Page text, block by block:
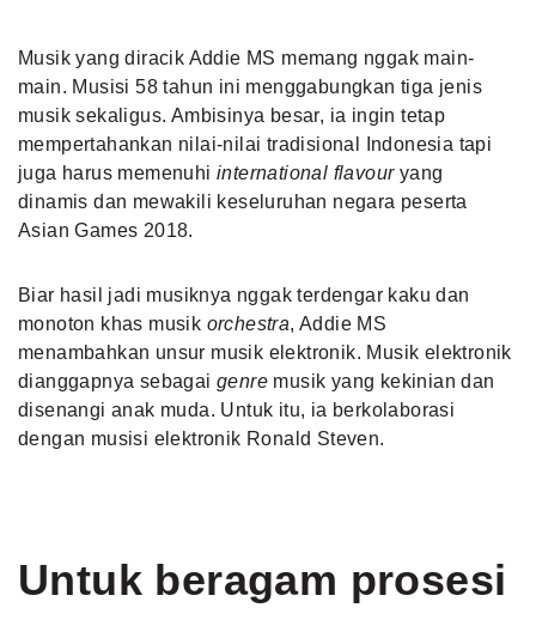
Musik yang diracik Addie MS memang nggak main-
main. Musisi 58 tahun ini menggabungkan tiga jenis
musik sekaligus. Ambisinya besar, ia ingin tetap
mempertahankan nilai-nilai tradisional Indonesia tapi
juga harus memenuhi international flavour yang
dinamis dan mewakili keseluruhan negara peserta
Asian Games 2018.
Biar hasil jadi musiknya nggak terdengar kaku dan
monoton khas musik orchestra, Addie MS
menambahkan unsur musik elektronik. Musik elektronik
dianggapnya sebagai genre musik yang kekinian dan
disenangi anak muda. Untuk itu, ia berkolaborasi
dengan musisi elektronik Ronald Steven.
Untuk beragam prosesi